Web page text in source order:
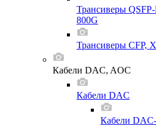
Трансиверы
800G
Трансиверы CFP,
Кабели DAC, AOC
Кабели DAC
Кабели